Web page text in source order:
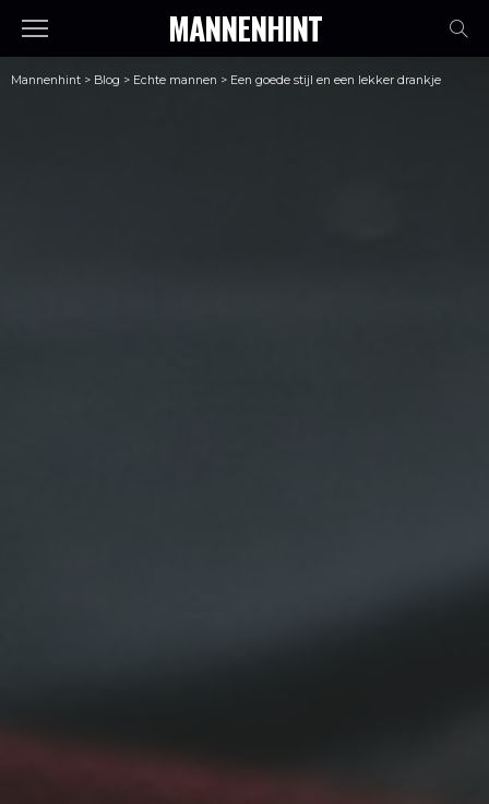
MANNENHINT
Mannenhint > Blog > Echte mannen > Een goede stijl en een lekker drankje